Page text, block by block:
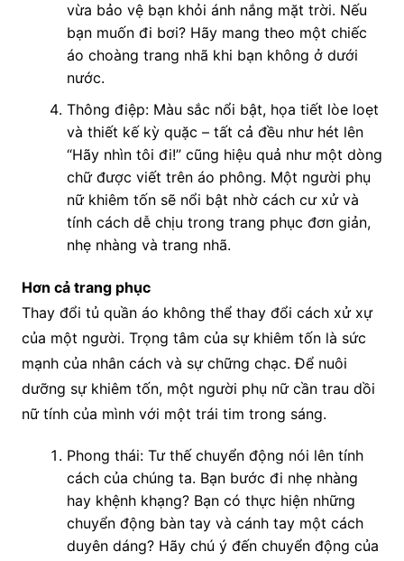
vừa bảo vệ bạn khỏi ánh nắng mặt trời. Nếu
bạn muốn đi bơi? Hãy mang theo một chiếc
áo choàng trang nhã khi bạn không ở dưới
nước.
Thông điệp: Màu sắc nổi bật, họa tiết lòe loẹt
và thiết kế kỳ quặc – tất cả đều như hét lên
“Hãy nhìn tôi đi!” cũng hiệu quả như một dòng
chữ được viết trên áo phông. Một người phụ
nữ khiêm tốn sẽ nổi bật nhờ cách cư xử và
tính cách dễ chịu trong trang phục đơn giản,
nhẹ nhàng và trang nhã.
Hơn cả trang phục
Thay đổi tủ quần áo không thể thay đổi cách xử xự
của một người. Trọng tâm của sự khiêm tốn là sức
mạnh của nhân cách và sự chững chạc. Để nuôi
dưỡng sự khiêm tốn, một người phụ nữ cần trau dồi
nữ tính của mình với một trái tim trong sáng.
Phong thái: Tư thế chuyển động nói lên tính
cách của chúng ta. Bạn bước đi nhẹ nhàng
hay khệnh khạng? Bạn có thực hiện những
chuyển động bàn tay và cánh tay một cách
duyên dáng? Hãy chú ý đến chuyển động của